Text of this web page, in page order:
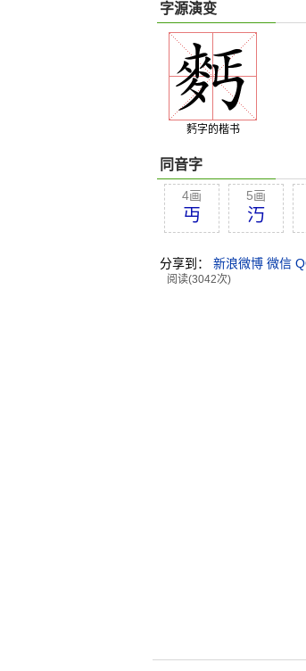
字源演变
麫字的楷书
同音字
4画
丏
5画
汅
分享到： 新浪微博 微信
阅读(3042次)